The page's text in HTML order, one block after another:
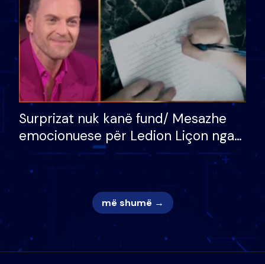
Surprizat nuk kanë fund/ Mesazhe
emocionuese për Ledion Liçon nga
nëna dhe fëmijët e tij, moderatori
nuk i mban dot lotët: Nuk meritoj…
më shumë →